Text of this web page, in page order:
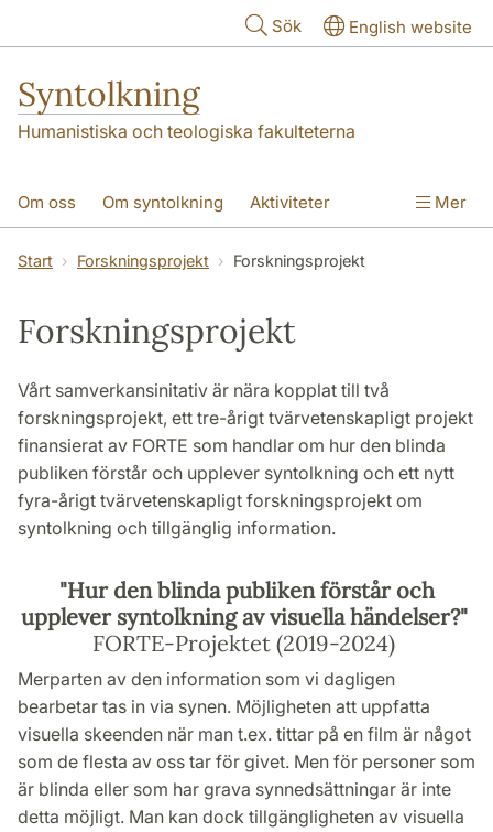
Sök English website
Syntolkning
Humanistiska och teologiska fakulteterna
Om oss Om syntolkning Aktiviteter
Forskningsprojekt Publikationer Kontakt
Mer
Start Forskningsprojekt Forskningsprojekt
Forskningsprojekt
Vårt samverkansinitativ är nära kopplat till två
forskningsprojekt, ett tre-årigt tvärvetenskapligt projekt
finansierat av FORTE som handlar om hur den blinda
publiken förstår och upplever syntolkning och ett nytt
fyra-årigt tvärvetenskapligt forskningsprojekt om
syntolkning och tillgänglig information.
"Hur den blinda publiken förstår och
upplever syntolkning av visuella händelser?"
FORTE-Projektet (2019-2024)
Merparten av den information som vi dagligen
bearbetar tas in via synen. Möjligheten att uppfatta
visuella skeenden när man t.ex. tittar på en film är något
som de flesta av oss tar för givet. Men för personer som
är blinda eller som har grava synnedsättningar är inte
detta möjligt. Man kan dock tillgängligheten av visuella